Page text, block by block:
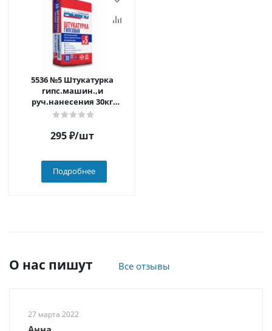
5536 №5 Штукатурка
гипс.машин.,и
руч.нанесения 30кг
(50шт./пал)
295₽/шт
Подробнее
О нас пишут Все отзывы
27 марта 2022